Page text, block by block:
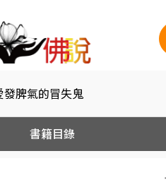
發脾氣的冒失鬼
書籍目錄